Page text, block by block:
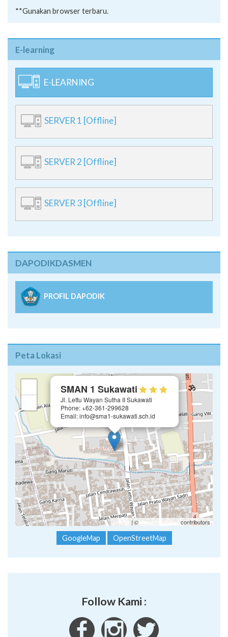
**Gunakan browser terbaru.
E-learning
E-LEARNING
SERVER 1 [Offline]
SERVER 2 [Offline]
SERVER 3 [Offline]
DAPODIKDASMEN
PROFIL DAPODIK
Peta Lokasi
SMAN 1 Sukawati
Jl. Lettu Wayan Sutha II Sukawati
Phone: +62-361-299628
Email: info@sma1-sukawati.sch.id
Leaflet | ©OpenStreetMap contributors
GoogleMap OpenStreetMap
Follow Kami :